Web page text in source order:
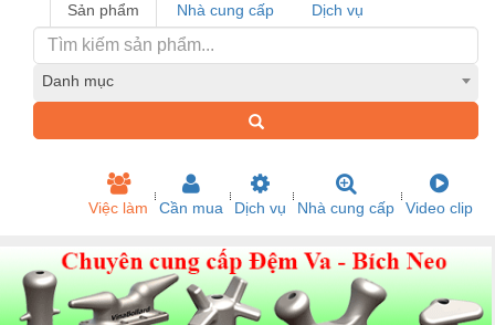
Sản phẩm Nhà cung cấp Dịch vụ
Danh mục
Việc làm Cần mua Dịch vụ Nhà cung cấp Video clip